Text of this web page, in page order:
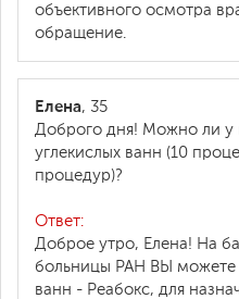
объективного осмотра
обращение.
Елена, 35
Доброго дня! Можно ли у
углекислых ванн (10
процедур)?
Ответ:
Доброе утро, Елена! На
больницы РАН ВЫ можете
ванн - Реабокс, для